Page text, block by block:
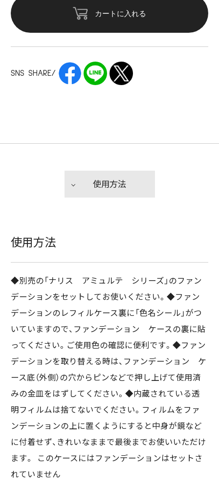
カートに入れる
SNS SHARE/
使用方法
使用方法
◆別売の「ナリス アミュルテ シリーズ」のファン
デーションをセットしてお使いください。◆ファン
デーションのレフィルケース裏に「色名シール」がつ
いていますので、ファンデーション ケースの裏に貼
ってください。ご使用色の確認に便利です。◆ファン
デーションを取り替える時は、ファンデーション ケ
ース底（外側）の穴からピンなどで押し上げて使用済
みの金皿をはずしてください。◆内蔵されている透
明フィルムは捨てないでください。フィルムをファ
ンデーションの上に置くようにすると中身が鏡など
に付着せず、きれいなままで最後までお使いいただけ
ます。 このケースにはファンデーションはセットさ
れていません